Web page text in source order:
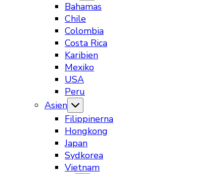
Bahamas
Chile
Colombia
Costa Rica
Karibien
Mexiko
USA
Peru
Asien
Filippinerna
Hongkong
Japan
Sydkorea
Vietnam